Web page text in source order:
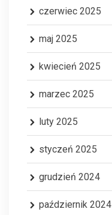
czerwiec 2025
maj 2025
kwiecień 2025
marzec 2025
luty 2025
styczeń 2025
grudzień 2024
październik 2024